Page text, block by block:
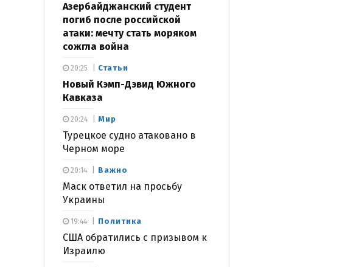
Азербайджанский студент
погиб после российской
атаки: мечту стать моряком
сожгла война
Статьи
Новый Кэмп-Дэвид Южного
Кавказа
20:25
Мир
Турецкое судно атаковано в
Черном море
20:24
Важно
Маск ответил на просьбу
Украины
20:14
Политика
США обратились с призывом к
Израилю
19:44